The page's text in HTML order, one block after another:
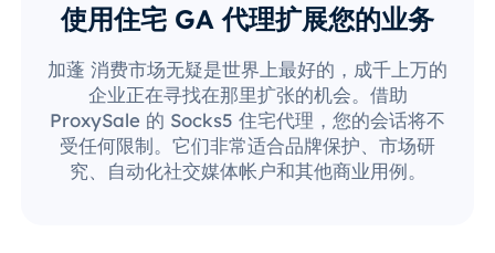
使用住宅 GA 代理扩展您的业务
加蓬 消费市场无疑是世界上最好的，成千上万的
企业正在寻找在那里扩张的机会。借助
ProxySale 的 Socks5 住宅代理，您的会话将不
受任何限制。它们非常适合品牌保护、市场研
究、自动化社交媒体帐户和其他商业用例。